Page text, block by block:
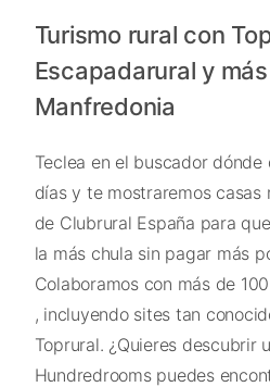
Turismo rural con
Escapadarural y
Manfredonia
Teclea en el buscador dónde
días y te mostraremos casas
de Clubrural España para
la más chula sin pagar más
Colaboramos con más de
, incluyendo sites tan
Toprural. ¿Quieres descubrir
Hundredrooms puedes